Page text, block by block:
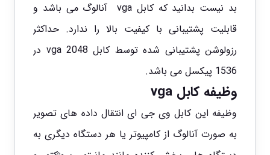
بد نیست بدانید که کابل vga آنالوگ می باشد و
قابلیت پشتیبانی با کیفیت بالا را ندارد. حداکثر
رزولوشن پشتیبانی شده توسط کابل vga 2048 در
1536 پیکسل می باشد.
وظیفه کابل vga
وظیفه این کابلوی جی ای انتقال داده های تصویر
به صورت آنالوگ از کامپیوتر یا هر دستگاه دیگری به